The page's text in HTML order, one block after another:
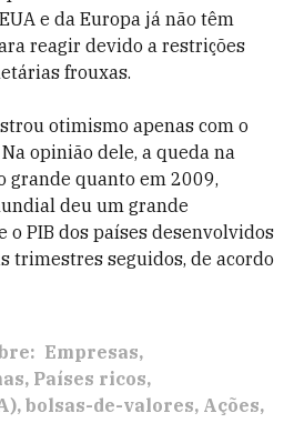
e da Europa já não têm
reagir devido a restrições
frouxas.
otimismo apenas com o
opinião dele, a queda na
grande quanto em 2009,
deu um grande
PIB dos países desenvolvidos
trimestres seguidos, de acordo
Empresas
Países ricos
bolsas-de-valores Ações